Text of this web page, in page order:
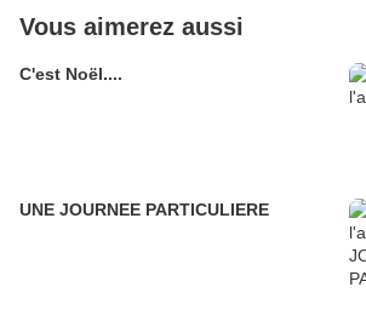
Vous aimerez aussi
C'est Noël....
UNE JOURNEE PARTICULIERE